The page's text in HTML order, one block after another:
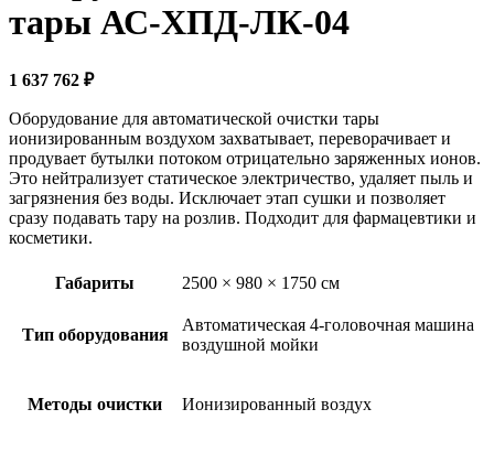
тары АС-ХПД-ЛК-04
1 637 762 ₽
Оборудование для автоматической очистки тары
ионизированным воздухом захватывает, переворачивает и
продувает бутылки потоком отрицательно заряженных ионов.
Это нейтрализует статическое электричество, удаляет пыль и
загрязнения без воды. Исключает этап сушки и позволяет
сразу подавать тару на розлив. Подходит для фармацевтики и
косметики.
Габариты 2500 × 980 × 1750 см
Тип оборудования
Автоматическая 4-головочная машина
воздушной мойки
Методы очистки Ионизированный воздух